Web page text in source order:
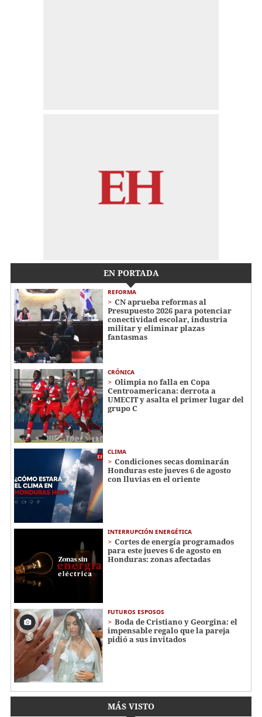
EN PORTADA
REFORMA
CN aprueba reformas al
Presupuesto 2026 para potenciar
conectividad escolar, industria
militar y eliminar plazas
fantasmas
CRÓNICA
Olimpia no falla en Copa
Centroamericana: derrota a
UMECIT y asalta el primer lugar del
grupo C
CLIMA
Condiciones secas dominarán
Honduras este jueves 6 de agosto
con lluvias en el oriente
INTERRUPCIÓN ENERGÉTICA
Cortes de energía programados
para este jueves 6 de agosto en
Honduras: zonas afectadas
FUTUROS ESPOSOS
Boda de Cristiano y Georgina: el
impensable regalo que la pareja
pidió a sus invitados
MÁS VISTO